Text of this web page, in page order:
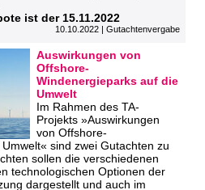
ist der 15.11.2022
10.10.2022 | Gutachtenvergabe
Auswirkungen von
Offshore-
Windenergieparks auf die
Umwelt
Im Rahmen des TA-
Projekts »Auswirkungen
von Offshore-
sind zwei Gutachten zu
sollen die verschiedenen
technologischen Optionen der
dargestellt und auch im